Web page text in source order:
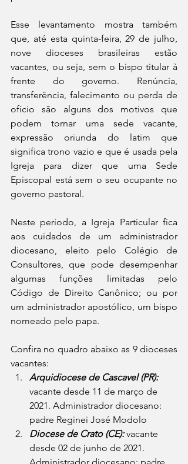
Esse levantamento mostra também
que, até esta quinta-feira, 29 de julho,
nove dioceses brasileiras estão
vacantes, ou seja, sem o bispo titular à
frente do governo. Renúncia,
transferência, falecimento ou perda de
ofício são alguns dos motivos que
podem tornar uma sede vacante,
expressão oriunda do latim que
significa trono vazio e que é usada pela
Igreja para dizer que uma Sede
Episcopal está sem o seu ocupante no
governo pastoral.
Neste período, a Igreja Particular fica
aos cuidados de um administrador
diocesano, eleito pelo Colégio de
Consultores, que pode desempenhar
algumas funções limitadas pelo
Código de Direito Canônico; ou por
um administrador apostólico, um bispo
nomeado pelo papa.
Confira no quadro abaixo as 9 dioceses
vacantes:
Arquidiocese de Cascavel (PR):
vacante desde 11 de março de
2021. Administrador diocesano:
padre Reginei José Modolo
Diocese de Crato (CE): vacante
desde 02 de junho de 2021.